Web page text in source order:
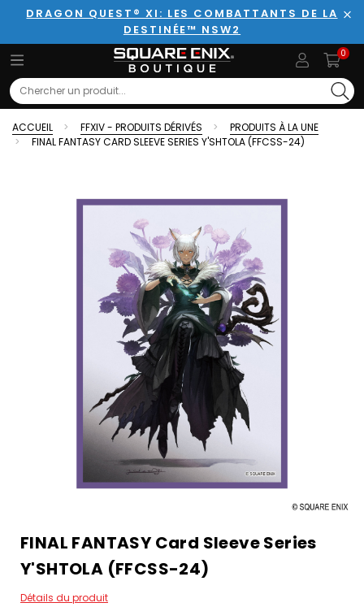
DRAGON QUEST® XI: LES COMBATTANTS DE LA
DESTINÉE™ NSW2
0
Search
ACCUEIL FFXIV - PRODUITS DÉRIVÉS
PRODUITS À LA UNE
FINAL FANTASY CARD SLEEVE SERIES Y'SHTOLA (FFCSS-24)
FINAL FANTASY Card Sleeve Series
Y'SHTOLA (FFCSS-24)
Détails du produit